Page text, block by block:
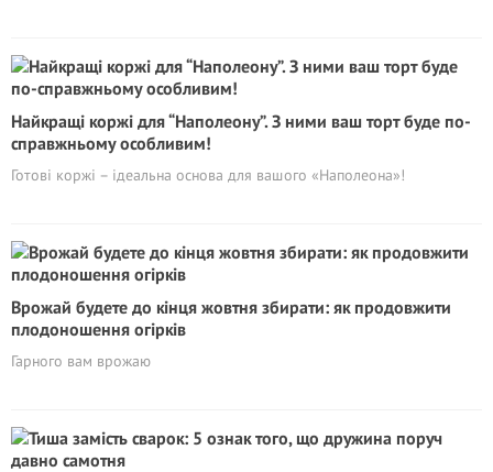
Найкращі коржі для “Наполеону”. З ними ваш торт буде по-
справжньому особливим!
Готові коржі – ідеальна основа для вашого «Наполеона»!
Врожай будете до кінця жовтня збирати: як продовжити
плодоношення огірків
Гарного вам врожаю